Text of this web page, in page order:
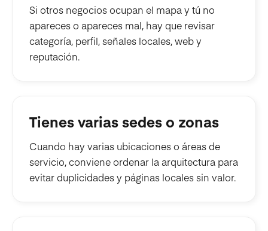
Si otros negocios ocupan el mapa y tú no
apareces o apareces mal, hay que revisar
categoría, perfil, señales locales, web y
reputación.
Tienes varias sedes o zonas
Cuando hay varias ubicaciones o áreas de
servicio, conviene ordenar la arquitectura para
evitar duplicidades y páginas locales sin valor.